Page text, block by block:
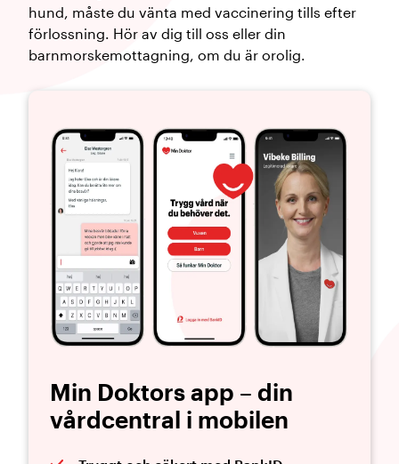
hund, måste du vänta med vaccinering tills efter
förlossning. Hör av dig till oss eller din
barnmorskemottagning, om du är orolig.
Min Doktors app – din
vårdcentral i mobilen